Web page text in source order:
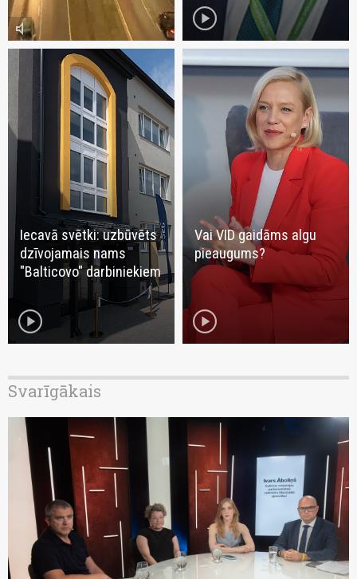
volume_mute play_circle
Iecavā svētki: uzbūvēts
dzīvojamais nams
"Balticovo" darbiniekiem
play_circle
Vai VID gaidāms algu
pieaugums?
play_circle
Svarīgākais